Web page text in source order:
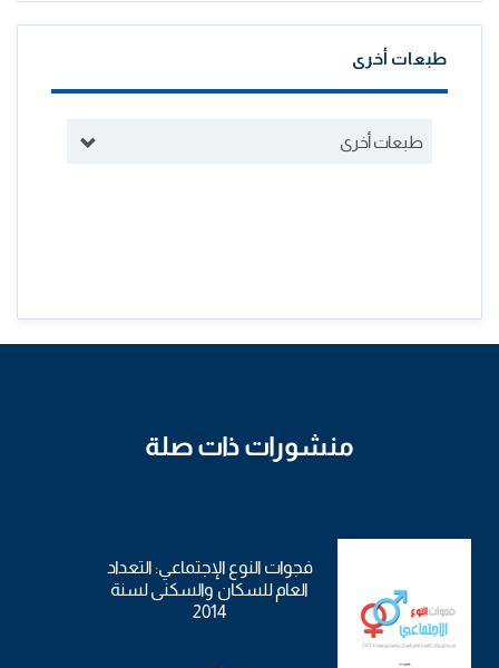
طبعات أخرى
طبعات أخرى
منشورات ذات صلة
فجوات النوع الإجتماعي: التعداد
العام للسكان والسكنى لسنة
2014